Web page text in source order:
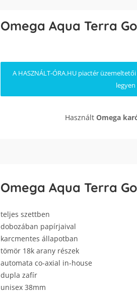
Omega Aqua Terra
A HASZNÁLT-ÓRA.HU piactér
Használt Omega
Omega Aqua Terra
teljes szettben
dobozában papírjaival
karcmentes állapotban
tömör 18k arany részek
automata co-axial in-house
dupla zafír
unisex 38mm